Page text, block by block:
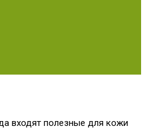
входят полезные для кожи